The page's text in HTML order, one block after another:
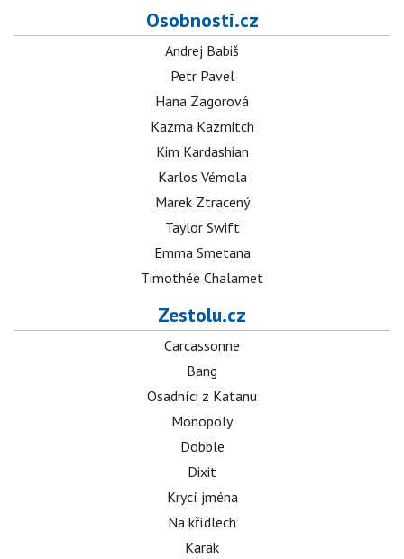
Osobnosti.cz
Andrej Babiš
Petr Pavel
Hana Zagorová
Kazma Kazmitch
Kim Kardashian
Karlos Vémola
Marek Ztracený
Taylor Swift
Emma Smetana
Timothée Chalamet
Zestolu.cz
Carcassonne
Bang
Osadníci z Katanu
Monopoly
Dobble
Dixit
Krycí jména
Na křídlech
Karak